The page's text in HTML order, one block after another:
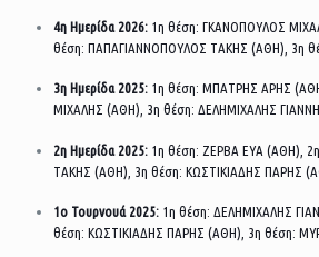
4η Ημερίδα 2026: 1η θέση: ΓΚΑΝΟΠΟΥΛΟΣ
θέση: ΠΑΠΑΓΙΑΝΝΟΠΟΥΛΟΣ ΤΑΚΗΣ (ΑΘΗ), 3η
3η Ημερίδα 2025: 1η θέση: ΜΠΑΤΡΗΣ ΑΡΗΣ
ΜΙΧΑΛΗΣ (ΑΘΗ), 3η θέση: ΔΕΛΗΜΙΧΑΛΗΣ
2η Ημερίδα 2025: 1η θέση: ΖΕΡΒΑ ΕΥΑ (ΑΘΗ),
ΤΑΚΗΣ (ΑΘΗ), 3η θέση: ΚΩΣΤΙΚΙΑΔΗΣ ΠΑΡΗΣ
1ο Τουρνουά 2025: 1η θέση: ΔΕΛΗΜΙΧΑΛΗΣ
θέση: ΚΩΣΤΙΚΙΑΔΗΣ ΠΑΡΗΣ (ΑΘΗ), 3η θέση: